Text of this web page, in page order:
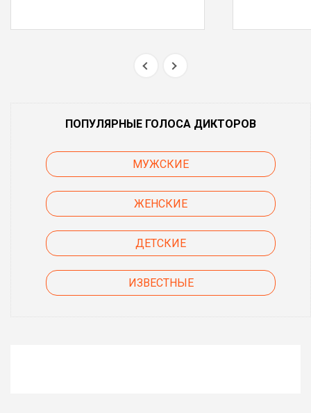
ПОПУЛЯРНЫЕ ГОЛОСА ДИКТОРОВ
МУЖСКИЕ
ЖЕНСКИЕ
ДЕТСКИЕ
ИЗВЕСТНЫЕ